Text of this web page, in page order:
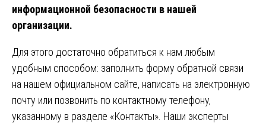
информационной безопасности в нашей
организации.
Для этого достаточно обратиться к нам любым
удобным способом: заполнить форму обратной связи
на нашем официальном сайте, написать на электронную
почту или позвонить по контактному телефону,
указанному в разделе «Контакты». Наши эксперты